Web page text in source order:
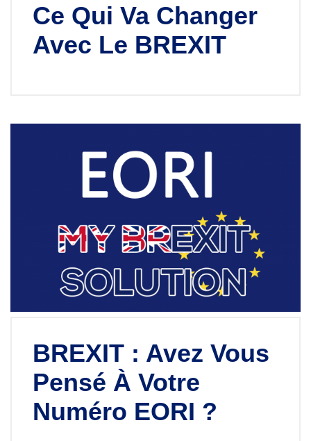
Ce Qui Va Changer
Avec Le BREXIT
BREXIT : Avez Vous
Pensé À Votre
Numéro EORI ?